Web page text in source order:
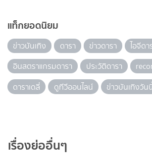
แท็กยอดนิยม
ข่าวบันเทิง ดารา ข่าวดารา
ไอจีดา
อินสตราแกรมดารา
ประวัติดารา
ดาราเดลี่
ดูทีวีออนไลน์ ข่าวบันเทิงวัน
เรื่องย่ออื่นๆ